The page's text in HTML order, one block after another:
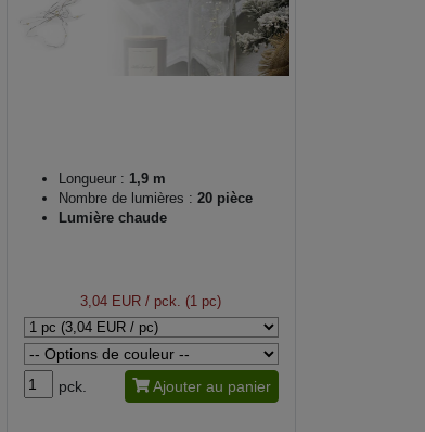
Longueur : 1,9 m
Nombre de lumières : 20 pièce
Lumière chaude
3,04 EUR / pck. (1 pc)
pck. Ajouter au panier